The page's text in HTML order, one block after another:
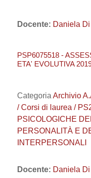
Docente: Daniela
PSP6075518 -
ETA' EVOLUTIVA
Categoria Archivio
/ Corsi di laurea /
PSICOLOGICHE
PERSONALITÀ E
INTERPERSONALI
Docente: Daniela